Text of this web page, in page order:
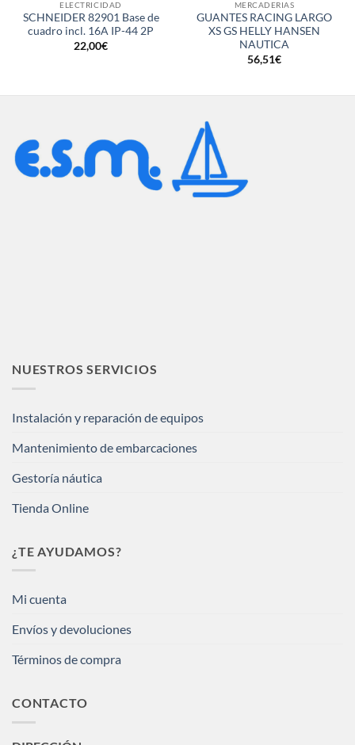
ELECTRICIDAD
SCHNEIDER 82901 Base de
cuadro incl. 16A IP-44 2P
22,00€
MERCADERIAS
GUANTES RACING LARGO
XS GS HELLY HANSEN
NAUTICA
56,51€
NUESTROS SERVICIOS
Instalación y reparación de equipos
Mantenimiento de embarcaciones
Gestoría náutica
Tienda Online
¿TE AYUDAMOS?
Mi cuenta
Envíos y devoluciones
Términos de compra
CONTACTO